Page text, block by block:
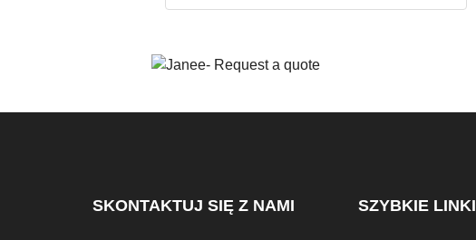
SKONTAKTUJ SIĘ Z NAMI SZYBKIE LINKI